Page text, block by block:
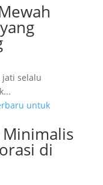
jati selalu
Minimalis
di